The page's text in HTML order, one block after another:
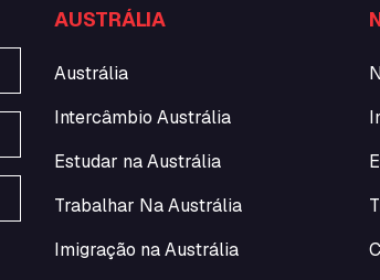
AUSTRÁLIA
Austrália
Intercâmbio Austrália
Estudar na Austrália
Trabalhar Na Austrália
Imigração na Austrália